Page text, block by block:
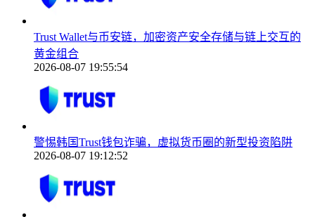
Trust Wallet与币安链，加密资产安全存储与链上交互的
黄金组合
2026-08-07 19:55:54
警惕韩国Trust钱包诈骗，虚拟货币圈的新型投资陷阱
2026-08-07 19:12:52